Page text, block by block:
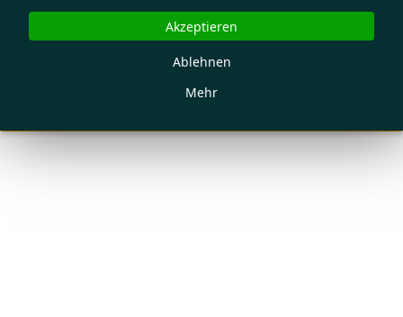
Mehr
Ablehnen
Akzeptieren